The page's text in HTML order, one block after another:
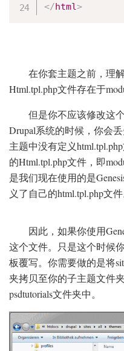
</html>
在你套主题之前，理
Html.tpl.php文件存在于
但是你不应该修改这
Drupal系统的时候，你会
主题中没有定义
的Html.tpl.php文件，即
是我们现在使用的是
义了自己的html.tpl.php文件
因此，如果你使用
这个文件。只是这个时候
板覆写。你需要做的是将
夹拷贝至你的子主题文件
psdtutorials文件夹中。